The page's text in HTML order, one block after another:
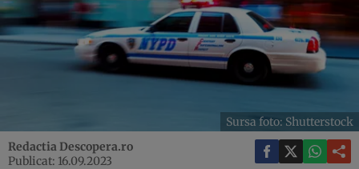
Sursa foto: Shutterstock
Redactia Descopera.ro
Publicat: 16.09.2023